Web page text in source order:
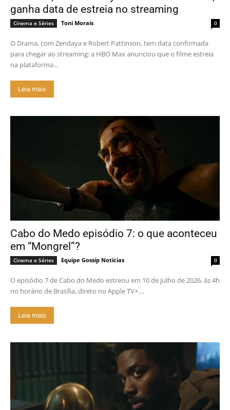
ganha data de estreia no streaming
Cinema e Séries Toni Morais 0
O Drama, com Zendaya e Robert Pattinson, tem data confirmada
para chegar ao streaming: a HBO Max anunciou que o filme estreia
na plataforma...
Leia mais
Cabo do Medo episódio 7: o que aconteceu
em “Mongrel”?
Cinema e Séries Equipe Gossip Notícias 0
O episódio 7 de Cabo do Medo estreou em 10 de julho de 2026, às 4h
no horário de Brasília, direto no Apple TV+....
Leia mais